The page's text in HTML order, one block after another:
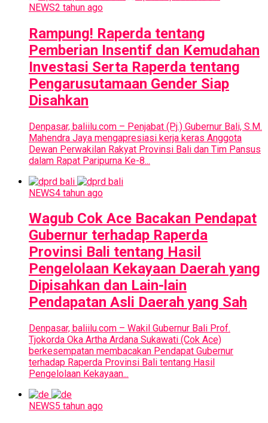
NEWS2 tahun ago
Rampung! Raperda tentang
Pemberian Insentif dan Kemudahan
Investasi Serta Raperda tentang
Pengarusutamaan Gender Siap
Disahkan
Denpasar, baliilu.com – Penjabat (Pj.) Gubernur Bali, S.M.
Mahendra Jaya mengapresiasi kerja keras Anggota
Dewan Perwakilan Rakyat Provinsi Bali dan Tim Pansus
dalam Rapat Paripurna Ke-8...
NEWS4 tahun ago
Wagub Cok Ace Bacakan Pendapat
Gubernur terhadap Raperda
Provinsi Bali tentang Hasil
Pengelolaan Kekayaan Daerah yang
Dipisahkan dan Lain-lain
Pendapatan Asli Daerah yang Sah
Denpasar, baliilu.com – Wakil Gubernur Bali Prof.
Tjokorda Oka Artha Ardana Sukawati (Cok Ace)
berkesempatan membacakan Pendapat Gubernur
terhadap Raperda Provinsi Bali tentang Hasil
Pengelolaan Kekayaan...
NEWS5 tahun ago